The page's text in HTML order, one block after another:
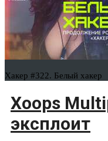
Хакер #322. Белый хакер
Xoops
эксплоит